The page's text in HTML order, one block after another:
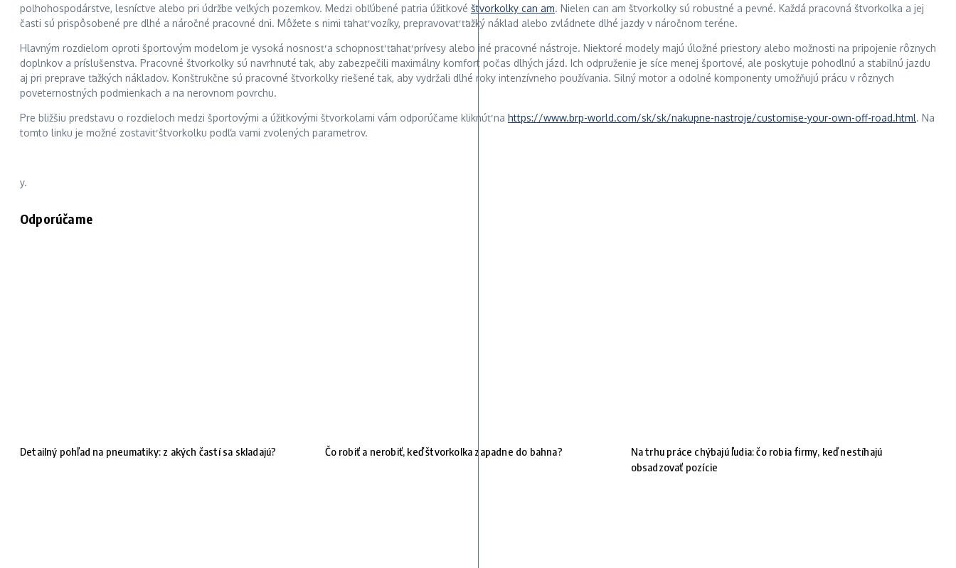
poľnohospodárstve, lesníctve alebo pri údržbe veľkých pozemkov. Medzi obľúbené patria úžitkové štvorkolky can am. Nielen can am štvorkolky sú robustné a pevné. Každá pracovná štvorkolka a jej
časti sú prispôsobené pre dlhé a náročné pracovné dni. Môžete s nimi ťahať vozíky, prepravovať ťažký náklad alebo zvládnete dlhé jazdy v náročnom teréne.
Hlavným rozdielom oproti športovým modelom je vysoká nosnosť a schopnosť ťahať prívesy alebo iné pracovné nástroje. Niektoré modely majú úložné priestory alebo možnosti na pripojenie rôznych
doplnkov a príslušenstva. Pracovné štvorkolky sú navrhnuté tak, aby zabezpečili maximálny komfort počas dlhých jázd. Ich odpruženie je síce menej športové, ale poskytuje pohodlnú a stabilnú jazdu
aj pri preprave ťažkých nákladov. Konštrukčne sú pracovné štvorkolky riešené tak, aby vydržali dlhé roky intenzívneho používania. Silný motor a odolné komponenty umožňujú prácu v rôznych
poveternostných podmienkach a na nerovnom povrchu.
Pre bližšiu predstavu o rozdieloch medzi športovými a úžitkovými štvorkolami vám odporúčame kliknúť na https://www.brp-world.com/sk/sk/nakupne-nastroje/customise-your-own-off-road.html. Na
tomto linku je možné zostaviť štvorkolku podľa vami zvolených parametrov.
y.
Odporúčame
Detailný pohľad na pneumatiky: z akých častí sa skladajú? Čo robiť a nerobiť, keď štvorkolka zapadne do bahna?
Na trhu práce chýbajú ľudia: čo robia firmy, keď nestíhajú
obsadzovať pozície